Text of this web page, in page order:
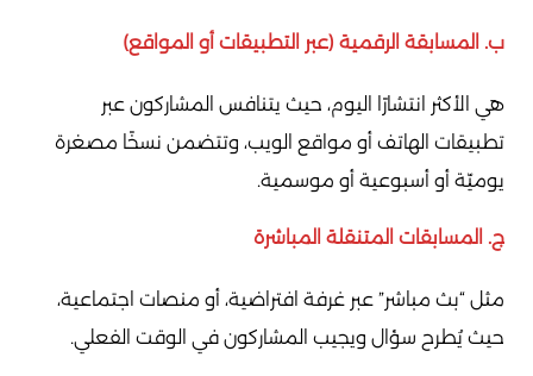
ب. المسابقة الرقمية (عبر التطبيقات أو المواقع)
هي الأكثر انتشارًا اليوم، حيث يتنافس المشاركون عبر
تطبيقات الهاتف أو مواقع الويب، وتتضمن نسخًا مصغرة
يوميّة أو أسبوعية أو موسمية.
ج. المسابقات المتنقلة المباشرة
مثل “بث مباشر” عبر غرفة افتراضية، أو منصات اجتماعية،
حيث يُطرح سؤال ويجيب المشاركون في الوقت الفعلي.